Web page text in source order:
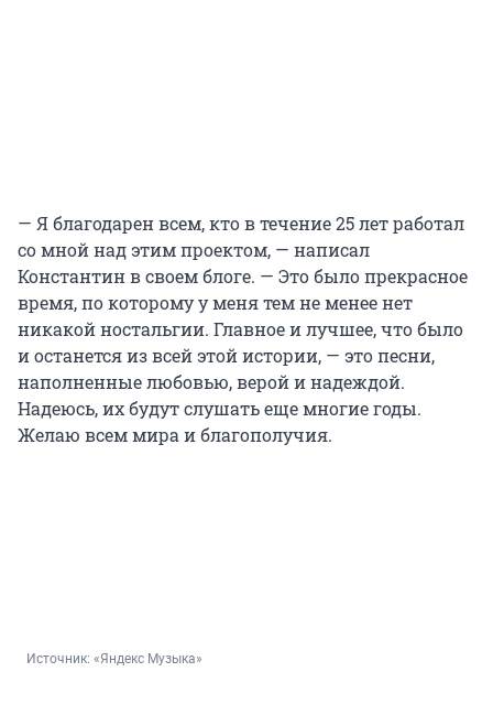
— Я благодарен всем, кто в течение 25 лет работал
со мной над этим проектом, — написал
Константин в своем блоге. — Это было прекрасное
время, по которому у меня тем не менее нет
никакой ностальгии. Главное и лучшее, что было
и останется из всей этой истории, — это песни,
наполненные любовью, верой и надеждой.
Надеюсь, их будут слушать еще многие годы.
Желаю всем мира и благополучия.
Источник: «Яндекс Музыка»